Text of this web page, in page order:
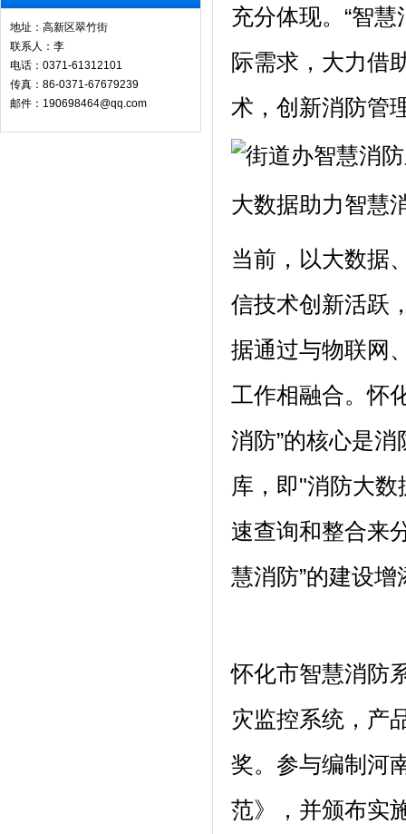
地址：高新区翠竹街
联系人：李
电话：0371-61312101
传真：86-0371-67679239
邮件：190698464@qq.com
充分体现。“智
际需求，大力借
术，创新消防管
大数据助力智慧
当前，以大数据
信技术创新活跃
据通过与物联网
工作相融合。怀
消防”的核心是
库，即"消防大数
速查询和整合来
慧消防”的建设
怀化市智慧消防
灾监控系统，产
奖。参与编制河
范》，并颁布实